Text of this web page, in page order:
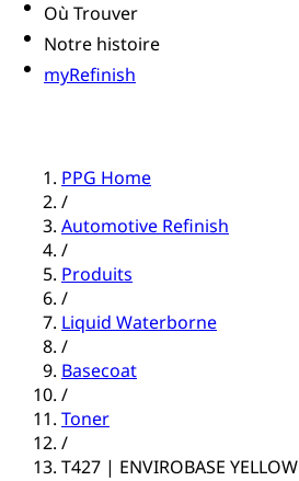
Où Trouver
Notre histoire
myRefinish
PPG Home
/
Automotive Refinish
/
Produits
/
Liquid Waterborne
/
Basecoat
/
Toner
/
T427 | ENVIROBASE YELLOW